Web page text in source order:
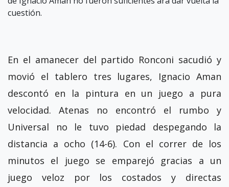
cuestión.
En el amanecer del partido Ronconi sacudió y
movió el tablero tres lugares, Ignacio Aman
descontó en la pintura en un juego a pura
velocidad. Atenas no encontró el rumbo y
Universal no le tuvo piedad despegando la
distancia a ocho (14-6). Con el correr de los
minutos el juego se emparejó gracias a un
juego veloz por los costados y directas